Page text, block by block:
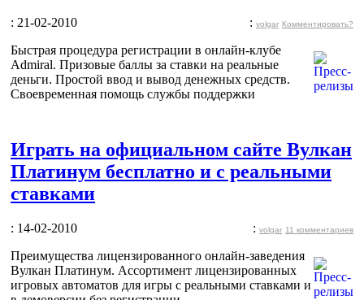
: 21-02-2010 : volgar Комментировать?
Быстрая процедура регистрации в онлайн-клубе
Admiral. Призовые баллы за ставки на реальные
деньги. Простой ввод и вывод денежных средств.
Своевременная помощь службы поддержки
Играть на официальном сайте Вулкан
Платинум бесплатно и с реальными
ставками
: 14-02-2010 : volgar 11 комментариев
Преимущества лицензированного онлайн-заведения
Вулкан Платинум. Ассортимент лицензированных
игровых автоматов для игры с реальными ставками и